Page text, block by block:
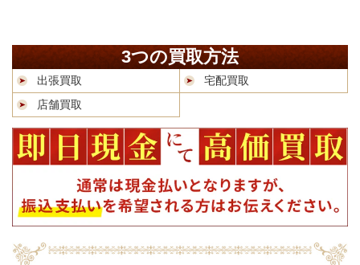
3つの買取方法
出張買取
宅配買取
店舗買取